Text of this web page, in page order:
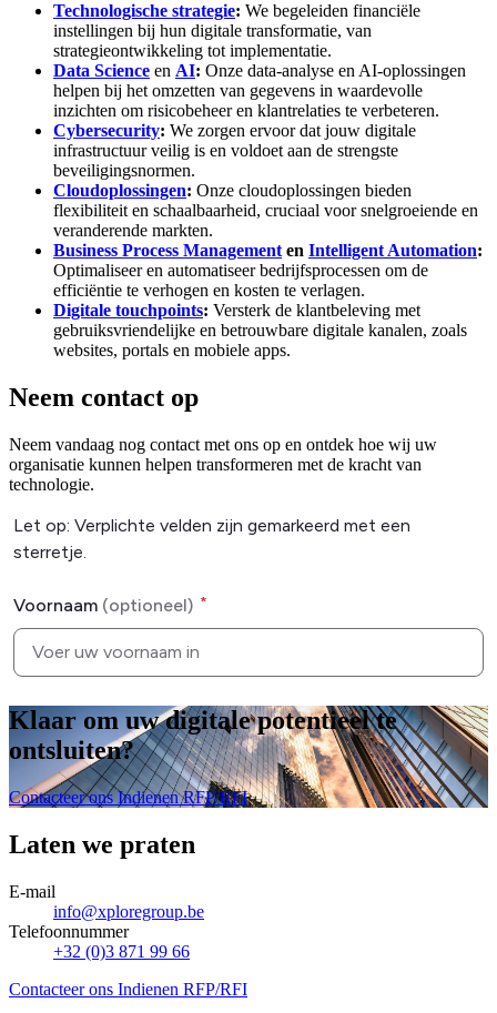
Technologische strategie: We begeleiden financiële
instellingen bij hun digitale transformatie, van
strategieontwikkeling tot implementatie.
Data Science en AI: Onze data-analyse en AI-oplossingen
helpen bij het omzetten van gegevens in waardevolle
inzichten om risicobeheer en klantrelaties te verbeteren.
Cybersecurity: We zorgen ervoor dat jouw digitale
infrastructuur veilig is en voldoet aan de strengste
beveiligingsnormen.
Cloudoplossingen: Onze cloudoplossingen bieden
flexibiliteit en schaalbaarheid, cruciaal voor snelgroeiende en
veranderende markten.
Business Process Management en Intelligent Automation:
Optimaliseer en automatiseer bedrijfsprocessen om de
efficiëntie te verhogen en kosten te verlagen.
Digitale touchpoints: Versterk de klantbeleving met
gebruiksvriendelijke en betrouwbare digitale kanalen, zoals
websites, portals en mobiele apps.
Neem contact op
Neem vandaag nog contact met ons op en ontdek hoe wij uw
organisatie kunnen helpen transformeren met de kracht van
technologie.
Klaar om uw digitale potentieel te
ontsluiten?
Contacteer onsIndienen RFP/RFI
Laten we praten
E-mail
info@xploregroup.be
Telefoonnummer
+32 (0)3 871 99 66
Contacteer ons Indienen RFP/RFI